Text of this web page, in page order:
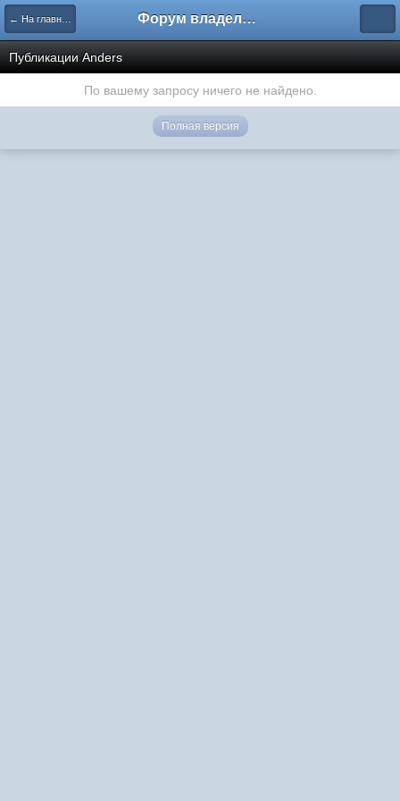
← На главную Форум владельцев интернет-магазинов
Публикации Anders
По вашему запросу ничего не найдено.
Полная версия